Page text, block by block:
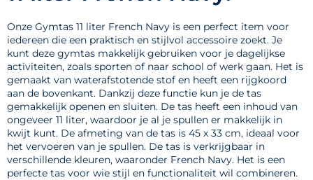
Onze Gymtas 11 liter French Navy is een perfect item voor
iedereen die een praktisch en stijlvol accessoire zoekt. Je
kunt deze gymtas makkelijk gebruiken voor je dagelijkse
activiteiten, zoals sporten of naar school of werk gaan. Het is
gemaakt van waterafstotende stof en heeft een rijgkoord
aan de bovenkant. Dankzij deze functie kun je de tas
gemakkelijk openen en sluiten. De tas heeft een inhoud van
ongeveer 11 liter, waardoor je al je spullen er makkelijk in
kwijt kunt. De afmeting van de tas is 45 x 33 cm, ideaal voor
het vervoeren van je spullen. De tas is verkrijgbaar in
verschillende kleuren, waaronder French Navy. Het is een
perfecte tas voor wie stijl en functionaliteit wil combineren.